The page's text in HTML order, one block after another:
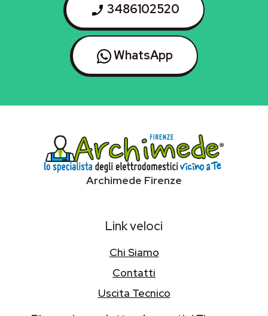
3486102520
WhatsApp
Archimede Firenze
Link veloci
Chi Siamo
Contatti
Uscita Tecnico